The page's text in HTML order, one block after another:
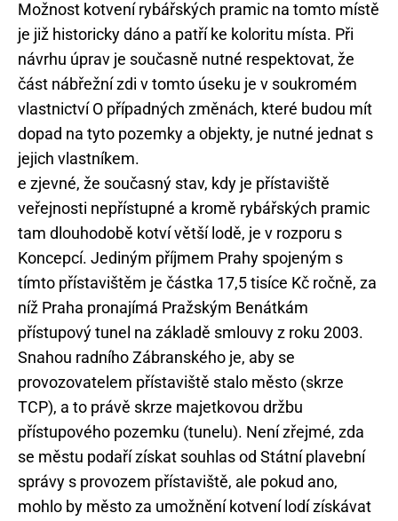
Možnost kotvení rybářských pramic na tomto místě
je již historicky dáno a patří ke koloritu místa. Při
návrhu úprav je současně nutné respektovat, že
část nábřežní zdi v tomto úseku je v soukromém
vlastnictví O případných změnách, které budou mít
dopad na tyto pozemky a objekty, je nutné jednat s
jejich vlastníkem.
e zjevné, že současný stav, kdy je přístaviště
veřejnosti nepřístupné a kromě rybářských pramic
tam dlouhodobě kotví větší lodě, je v rozporu s
Koncepcí. Jediným příjmem Prahy spojeným s
tímto přístavištěm je částka 17,5 tisíce Kč ročně, za
níž Praha pronajímá Pražským Benátkám
přístupový tunel na základě smlouvy z roku 2003.
Snahou radního Zábranského je, aby se
provozovatelem přístaviště stalo město (skrze
TCP), a to právě skrze majetkovou držbu
přístupového pozemku (tunelu). Není zřejmé, zda
se městu podaří získat souhlas od Státní plavební
správy s provozem přístaviště, ale pokud ano,
mohlo by město za umožnění kotvení lodí získávat